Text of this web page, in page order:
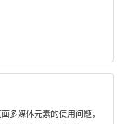
多媒体元素的使用问题，